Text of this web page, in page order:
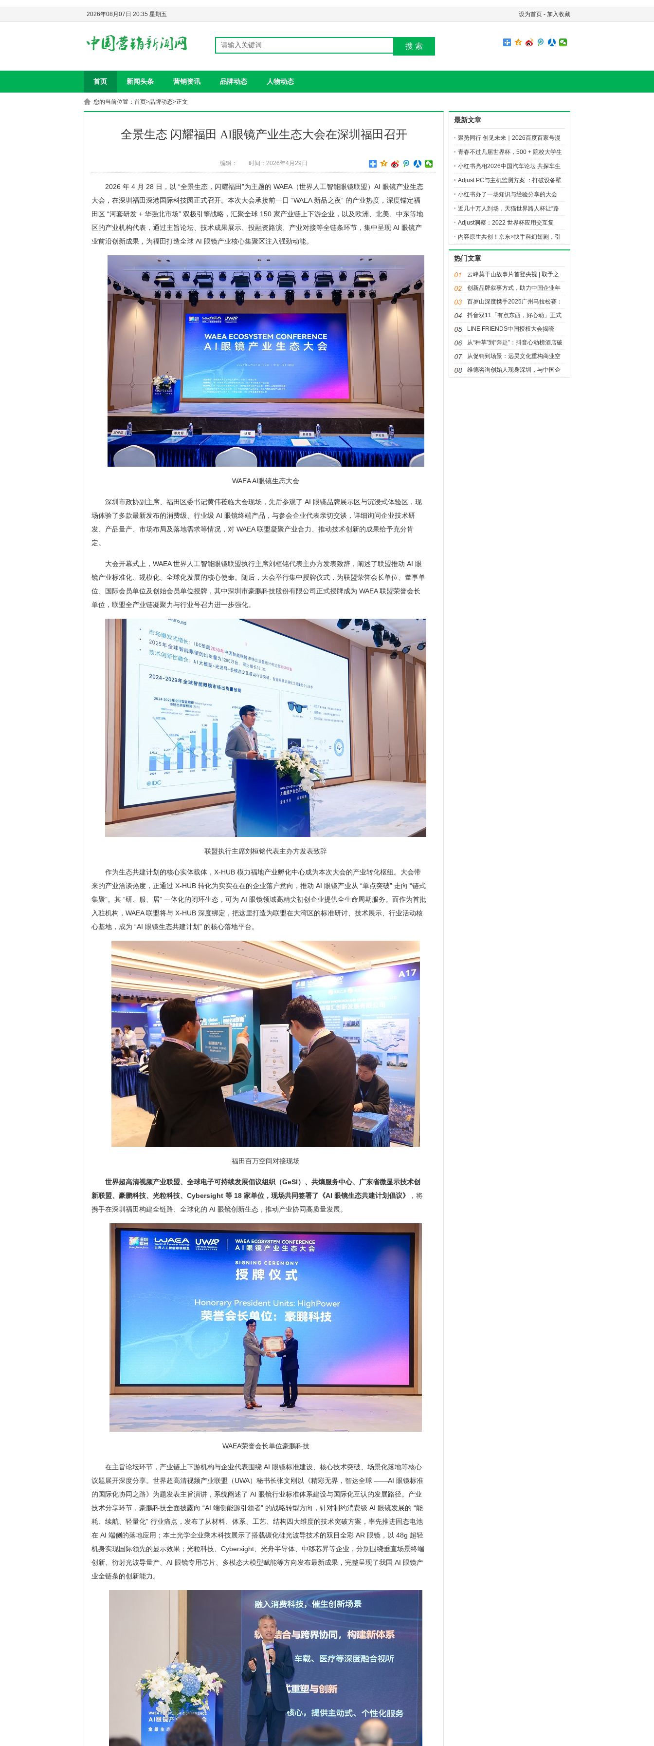
设为首页 - 加入收藏
2026年08月07日 20:35 星期五
搜 索
首页 新闻头条 营销资讯 品牌动态 人物动态
您的当前位置： 首页>品牌动态>正文
全景生态 闪耀福田 AI眼镜产业生态大会在深圳福田召开
编辑： 时间：2026年4月29日
2026 年 4 月 28 日，以 “全景生态，闪耀福田”为主题的 WAEA（世界人工智能眼镜联盟）AI 眼镜产业生态
大会，在深圳福田深港国际科技园正式召开。本次大会承接前一日 “WAEA 新品之夜” 的产业热度，深度锚定福
田区 “河套研发 + 华强北市场” 双极引擎战略，汇聚全球 150 家产业链上下游企业，以及欧洲、北美、中东等地
区的产业机构代表，通过主旨论坛、技术成果展示、投融资路演、产业对接等全链条环节，集中呈现 AI 眼镜产
业前沿创新成果，为福田打造全球 AI 眼镜产业核心集聚区注入强劲动能。
WAEA AI眼镜生态大会
深圳市政协副主席、福田区委书记黄伟莅临大会现场，先后参观了 AI 眼镜品牌展示区与沉浸式体验区，现
场体验了多款最新发布的消费级、行业级 AI 眼镜终端产品，与参会企业代表亲切交谈，详细询问企业技术研
发、产品量产、市场布局及落地需求等情况，对 WAEA 联盟凝聚产业合力、推动技术创新的成果给予充分肯
定。
大会开幕式上，WAEA 世界人工智能眼镜联盟执行主席刘桓铭代表主办方发表致辞，阐述了联盟推动 AI 眼
镜产业标准化、规模化、全球化发展的核心使命。随后，大会举行集中授牌仪式，为联盟荣誉会长单位、董事单
位、国际会员单位及创始会员单位授牌，其中深圳市豪鹏科技股份有限公司正式授牌成为 WAEA 联盟荣誉会长
单位，联盟全产业链凝聚力与行业号召力进一步强化。
联盟执行主席刘桓铭代表主办方发表致辞
作为生态共建计划的核心实体载体，X-HUB 模力福地产业孵化中心成为本次大会的产业转化枢纽。大会带
来的产业洽谈热度，正通过 X-HUB 转化为实实在在的企业落户意向，推动 AI 眼镜产业从 “单点突破” 走向 “链式
集聚”。其 “研、服、居” 一体化的闭环生态，可为 AI 眼镜领域高精尖初创企业提供全生命周期服务。而作为首批
入驻机构，WAEA 联盟将与 X-HUB 深度绑定，把这里打造为联盟在大湾区的标准研讨、技术展示、行业活动核
心基地，成为 “AI 眼镜生态共建计划” 的核心落地平台。
福田百万空间对接现场
世界超高清视频产业联盟、全球电子可持续发展倡议组织（GeSI）、共熵服务中心、广东省微显示技术创
新联盟、豪鹏科技、光粒科技、 Cybersight 等 18 家单位，现场共同签署了《AI 眼镜生态共建计划倡议》
，将
携手在深圳福田构建全链路、全球化的 AI 眼镜创新生态，推动产业协同高质量发展。
WAEA荣誉会长单位豪鹏科技
在主旨论坛环节，产业链上下游机构与企业代表围绕 AI 眼镜标准建设、核心技术突破、场景化落地等核心
议题展开深度分享。世界超高清视频产业联盟（UWA）秘书长张文刚以《精彩无界，智达全球 ——AI 眼镜标准
的国际化协同之路》为题发表主旨演讲，系统阐述了 AI 眼镜行业标准体系建设与国际化互认的发展路径。产业
技术分享环节，豪鹏科技全面披露向 “AI 端侧能源引领者” 的战略转型方向，针对制约消费级 AI 眼镜发展的 “能
耗、续航、轻量化” 行业痛点，发布了从材料、体系、工艺、结构四大维度的技术突破方案，率先推进固态电池
在 AI 端侧的落地应用；本土光学企业乘木科技展示了搭载碳化硅光波导技术的双目全彩 AR 眼镜，以 48g 超轻
机身实现国际领先的显示效果；光粒科技、Cybersight、光舟半导体、中移芯昇等企业，分别围绕垂直场景终端
创新、衍射光波导量产、AI 眼镜专用芯片、多模态大模型赋能等方向发布最新成果，完整呈现了我国 AI 眼镜产
业全链条的创新能力。
最新文章
聚势同行 创见未来｜2026百度百家号漫
剧创作先享会精彩直击
青春不过几届世界杯，500 + 院校大学生
的 AI 逐梦之旅
小红书亮相2026中国汽车论坛 共探车生
活行业新增长
Adjust PC与主机监测方案 ：打破设备壁
垒，洞悉玩家全旅程
小红书办了一场知识与经验分享的大会
近几十万人到场，天猫世界路人杯让“路
人”球迷坐上主桌
Adjust洞察：2022 世界杯应用交互复
盘，解锁 2026 赛事营销启示
内容原生共创！京东×快手科幻短剧，引
爆夏日降温家电消费热潮
热门文章
云峰莫干山故事片首登央视 | 取予之
间，天下安居
创新品牌叙事方式，助力中国企业年
轻化发展——《大国品牌》之“我说我
品牌”创新传播活动
百岁山深度携手2025广州马拉松赛：
让奔跑闪耀湾区，让坚持值得珍视
抖音双11「有点东西，好心动」正式
官宣，重磅内容惊喜来袭！
LINE FRIENDS中国授权大会揭晓
2026年战略：聚焦多元IP生态、年轻
流量场域与经典价值焕新
从“种草”到“奔赴”：抖音心动榜酒店破
局“情绪经济”，再造旅行消费需求
从促销到场景：远昊文化重构商业空
间的吸引力法则
维德咨询创始人现身深圳，与中国企